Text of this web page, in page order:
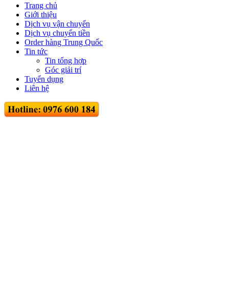
Trang chủ
Giới thiệu
Dịch vụ vận chuyển
Dịch vụ chuyển tiền
Order hàng Trung Quốc
Tin tức
Tin tổng hợp
Góc giải trí
Tuyển dụng
Liên hệ